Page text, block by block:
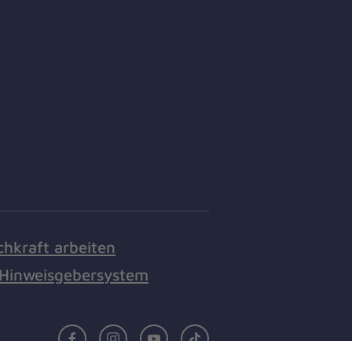
arbeiten
Hinweisgebersystem
FacebookInstagramYoutubeTikTok